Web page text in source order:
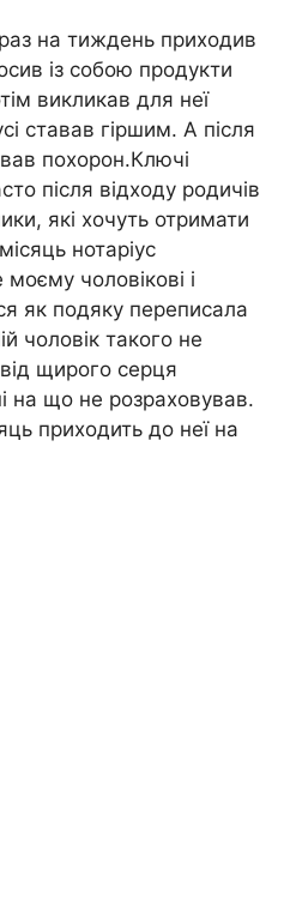
на тиждень приходив
із собою продукти
викликав для неї
ставав гіршим. А після
похорон.Ключі
після відходу родичів
які хочуть отримати
нотаріус
чоловікові і
як подяку переписала
чоловік такого не
щирого серця
на що не розраховував.
приходить до неї на